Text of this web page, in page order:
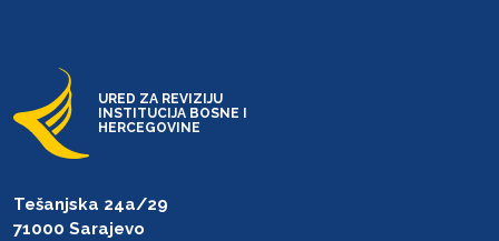
URED ZA REVIZIJU
INSTITUCIJA BOSNE I
HERCEGOVINE
Tešanjska 24a/29
71000 Sarajevo